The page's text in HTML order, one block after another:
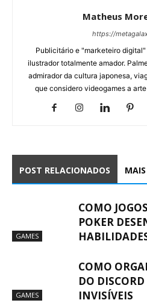
Matheus
https://
Publicitário e "marketeiro
ilustrador totalmente amador.
admirador da cultura japonesa,
que considero videogames a
POST RELACIONADOS
GAMES
COMO
POKER
GAMES
COMO
DO
INVISÍVEIS